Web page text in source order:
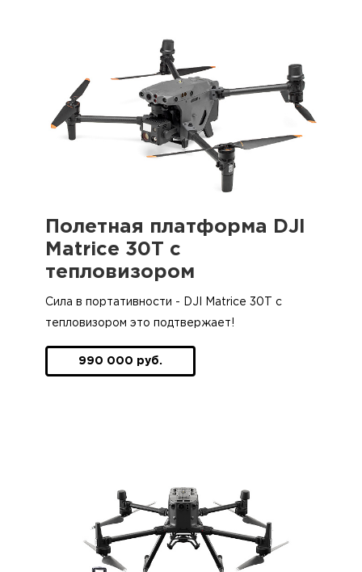
Полетная платформа DJI
Matrice 30T с
тепловизором
Сила в портативности - DJI Matrice 30T с
тепловизором это подтвержает!
990 000 руб.